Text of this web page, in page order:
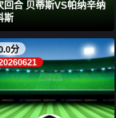
回合 贝蒂斯VS帕纳辛纳
斯
分